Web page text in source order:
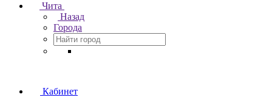
Чита
Назад
Города
Кабинет